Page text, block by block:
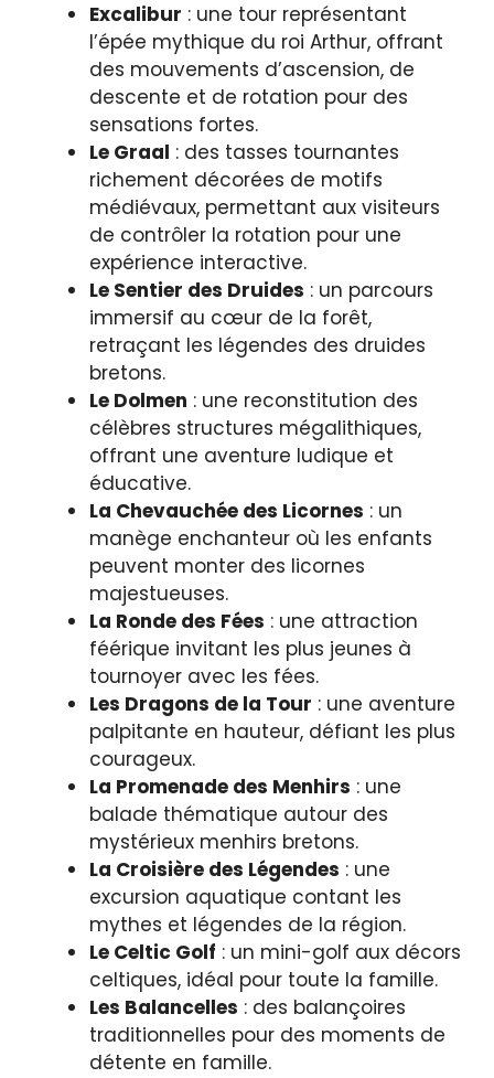
Excalibur : une tour représentant
l’épée mythique du roi Arthur, offrant
des mouvements d’ascension, de
descente et de rotation pour des
sensations fortes.
Le Graal : des tasses tournantes
richement décorées de motifs
médiévaux, permettant aux visiteurs
de contrôler la rotation pour une
expérience interactive.
Le Sentier des Druides : un parcours
immersif au cœur de la forêt,
retraçant les légendes des druides
bretons.
Le Dolmen : une reconstitution des
célèbres structures mégalithiques,
offrant une aventure ludique et
éducative.
La Chevauchée des Licornes : un
manège enchanteur où les enfants
peuvent monter des licornes
majestueuses.
La Ronde des Fées : une attraction
féérique invitant les plus jeunes à
tournoyer avec les fées.
Les Dragons de la Tour : une aventure
palpitante en hauteur, défiant les plus
courageux.
La Promenade des Menhirs : une
balade thématique autour des
mystérieux menhirs bretons.
La Croisière des Légendes : une
excursion aquatique contant les
mythes et légendes de la région.
Le Celtic Golf : un mini-golf aux décors
celtiques, idéal pour toute la famille.
Les Balancelles : des balançoires
traditionnelles pour des moments de
détente en famille.